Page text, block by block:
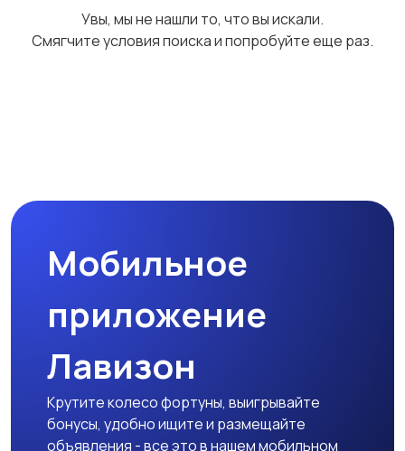
Образование и наука
Перевозки, склад,
закупки1
Продажи
Производство 1
Рестораны и
общепит
Увы, мы не нашли то, что вы искали.
Смягчите условия поиска и попробуйте еще раз.
Мобильное
приложение
Лавизон
Крутите колесо фортуны, выигрывайте
бонусы, удобно ищите и размещайте
объявления - все это в нашем мобильном